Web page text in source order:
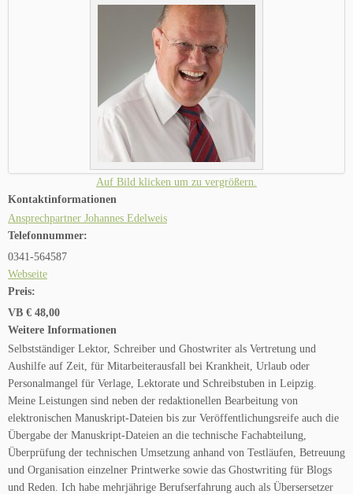
Auf Bild klicken um zu vergrößern.
Kontaktinformationen
Ansprechpartner Johannes Edelweis
Telefonnummer:
0341-564587
Webseite
Preis:
VB € 48,00
Weitere Informationen
Selbstständiger Lektor, Schreiber und Ghostwriter als Vertretung und
Aushilfe auf Zeit, für Mitarbeiterausfall bei Krankheit, Urlaub oder
Personalmangel für Verlage, Lektorate und Schreibstuben in Leipzig.
Meine Leistungen sind neben der redaktionellen Bearbeitung von
elektronischen Manuskript-Dateien bis zur Veröffent­lichungs­reife auch die
Übergabe der Manuskript-Dateien an die technische Fachabteilung,
Überprüfung der technischen Umsetzung anhand von Testläufen, Betreuung
und Organisation einzelner Printwerke sowie das Ghostwriting für Blogs
und Reden. Ich habe mehrjährige Berufserfahrung auch als Übersersetzer